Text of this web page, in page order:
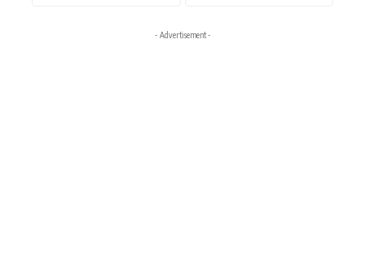
- Advertisement -